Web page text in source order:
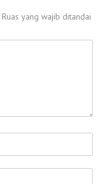
Ruas yang wajib ditandai